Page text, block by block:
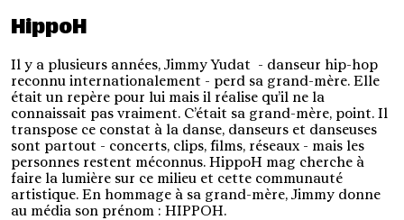
HippoH
Il y a plusieurs années, Jimmy Yudat - danseur hip-hop
reconnu internationalement - perd sa grand-mère. Elle
était un repère pour lui mais il réalise qu’il ne la
connaissait pas vraiment. C’était sa grand-mère, point. Il
transpose ce constat à la danse, danseurs et danseuses
sont partout - concerts, clips, films, réseaux - mais les
personnes restent méconnus. HippoH mag cherche à
faire la lumière sur ce milieu et cette communauté
artistique. En hommage à sa grand-mère, Jimmy donne
au média son prénom : HIPPOH.